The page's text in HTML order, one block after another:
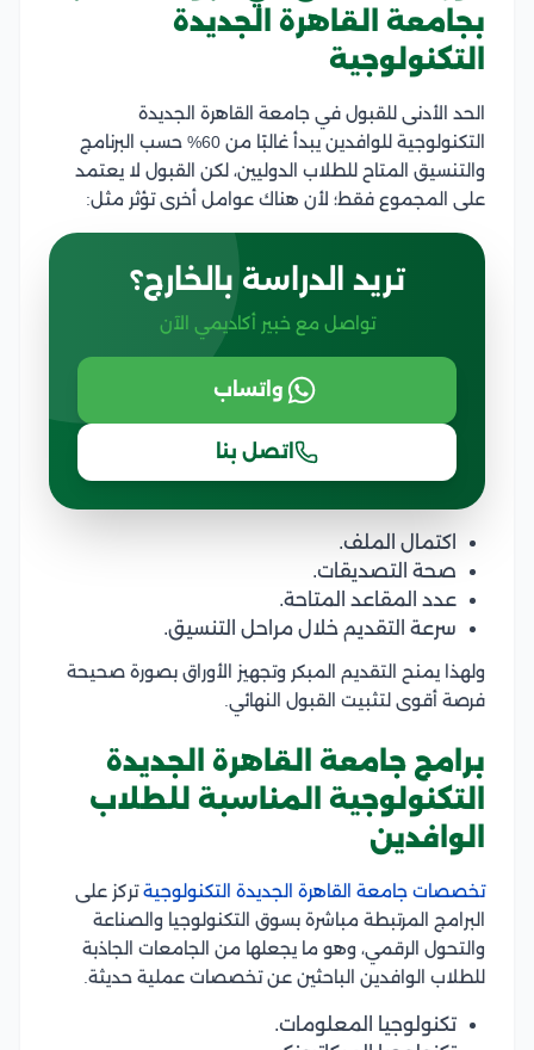
بجامعة القاهرة الجديدة
التكنولوجية
الحد الأدنى للقبول في جامعة القاهرة الجديدة
التكنولوجية للوافدين يبدأ غالبًا من 60% حسب البرنامج
والتنسيق المتاح للطلاب الدوليين، لكن القبول لا يعتمد
على المجموع فقط؛ لأن هناك عوامل أخرى تؤثر مثل:
تريد الدراسة بالخارج؟
تواصل مع خبير أكاديمي الآن
واتساب
اتصل بنا
اكتمال الملف.
صحة التصديقات.
عدد المقاعد المتاحة.
سرعة التقديم خلال مراحل التنسيق.
ولهذا يمنح التقديم المبكر وتجهيز الأوراق بصورة صحيحة
فرصة أقوى لتثبيت القبول النهائي.
برامج جامعة القاهرة الجديدة
التكنولوجية المناسبة للطلاب
الوافدين
تخصصات جامعة القاهرة الجديدة التكنولوجيةتركز على
البرامج المرتبطة مباشرة بسوق التكنولوجيا والصناعة
والتحول الرقمي، وهو ما يجعلها من الجامعات الجاذبة
للطلاب الوافدين الباحثين عن تخصصات عملية حديثة.
تكنولوجيا المعلومات.